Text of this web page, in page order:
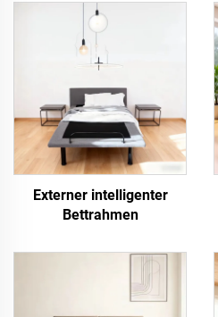
Externer intelligenter
Bettrahmen